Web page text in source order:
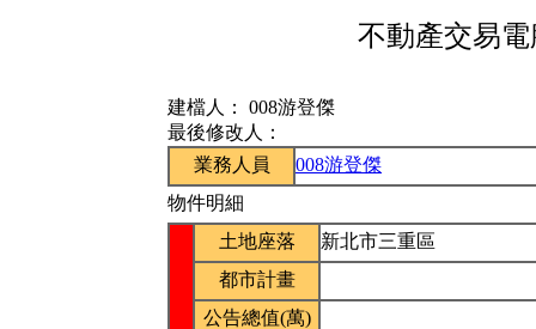
不動產交易
建檔人： 008游登傑
最後修改人：
業務人員
008游登傑
物件明細
土地座落
新北市三重區
都市計畫
公告總值(萬)